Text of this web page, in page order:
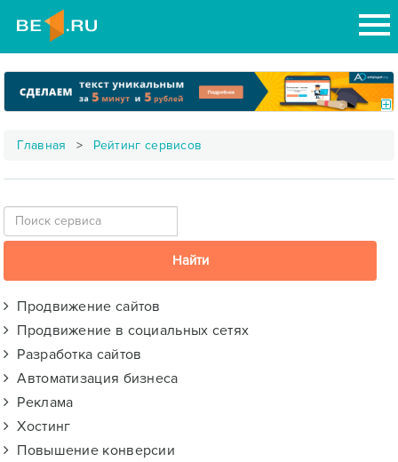
Главная Рейтинг сервисов
Продвижение сайтов
Продвижение в социальных сетях
Разработка сайтов
Автоматизация бизнеса
Реклама
Хостинг
Повышение конверсии